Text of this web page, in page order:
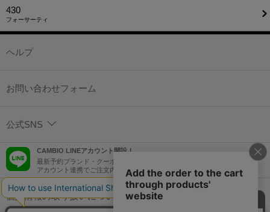
430
フォーサーティ
ヘルプ
お問い合わせフォーム
公式SNS
CAMBIO LINEアカウント開設！
最新予約ブランド・クーポン情報などを配信！
アカウント連携でご注文内容をLINEでも確認可能！
個人情報の取り扱いについて